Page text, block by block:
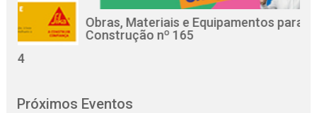
Obras, Materiais e Equipamentos para a
Construção nº 165
Próximos Eventos